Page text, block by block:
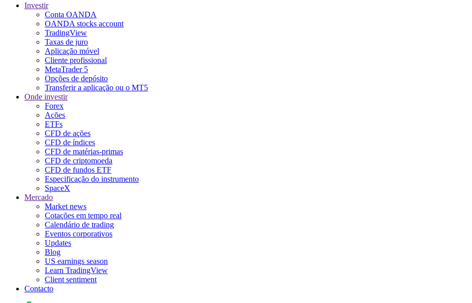
Investir
Conta OANDA
OANDA stocks account
TradingView
Taxas de juro
Aplicação móvel
Cliente profissional
MetaTrader 5
Opções de depósito
Transferir a aplicação ou o MT5
Onde investir
Forex
Ações
ETFs
CFD de ações
CFD de índices
CFD de matérias-primas
CFD de criptomoeda
CFD de fundos ETF
Especificação do instrumento
SpaceX
Mercado
Market news
Cotações em tempo real
Calendário de trading
Eventos corporativos
Updates
Blog
US earnings season
Learn TradingView
Client sentiment
Contacto